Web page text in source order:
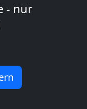
- nur